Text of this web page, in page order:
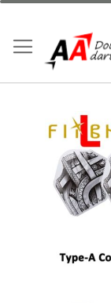
跳
内
容